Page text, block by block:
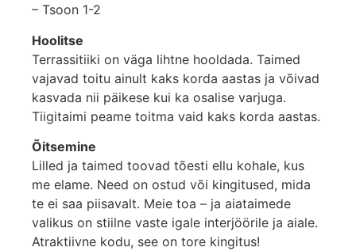
– Tsoon 1-2
Hoolitse
Terrassitiiki on väga lihtne hooldada. Taimed
vajavad toitu ainult kaks korda aastas ja võivad
kasvada nii päikese kui ka osalise varjuga.
Tiigitaimi peame toitma vaid kaks korda aastas.
Õitsemine
Lilled ja taimed toovad tõesti ellu kohale, kus
me elame. Need on ostud või kingitused, mida
te ei saa piisavalt. Meie toa – ja aiataimede
valikus on stiilne vaste igale interjöörile ja aiale.
Atraktiivne kodu, see on tore kingitus!